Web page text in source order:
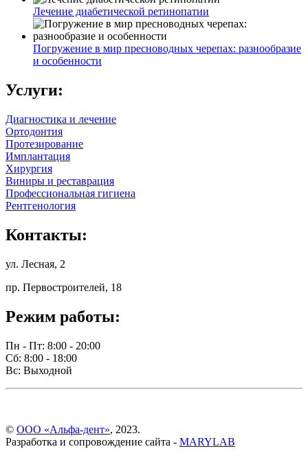
Лечение диабетической ретинопатии
Погружение в мир пресноводных черепах: разнообразие
и особенности
Услуги:
Диагностика и лечение
Ортодонтия
Протезирование
Имплантация
Хирургия
Виниры и реставрация
Профессиональная гигиена
Рентгенология
Контакты:
ул. Лесная, 2
пр. Первостроителей, 18
Режим работы:
Пн - Пт: 8:00 - 20:00
Сб: 8:00 - 18:00
Вс: Выходной
© ООО «Альфа-дент», 2023.
Разработка и сопровождение сайта - MARYLAB